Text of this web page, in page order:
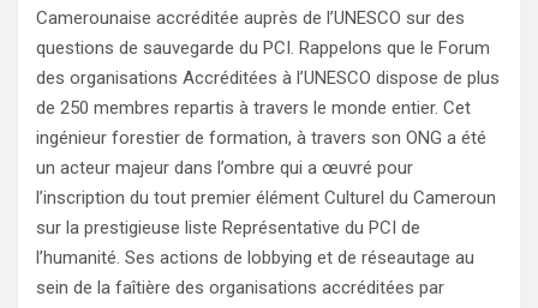
Camerounaise accréditée auprès de l’UNESCO sur des
questions de sauvegarde du PCI. Rappelons que le Forum
des organisations Accréditées à l’UNESCO dispose de plus
de 250 membres repartis à travers le monde entier. Cet
ingénieur forestier de formation, à travers son ONG a été
un acteur majeur dans l’ombre qui a œuvré pour
l’inscription du tout premier élément Culturel du Cameroun
sur la prestigieuse liste Représentative du PCI de
l’humanité. Ses actions de lobbying et de réseautage au
sein de la faîtière des organisations accréditées par